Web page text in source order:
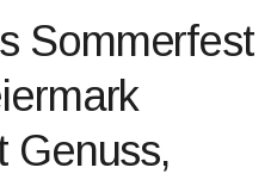
Sommerfest
Genuss,